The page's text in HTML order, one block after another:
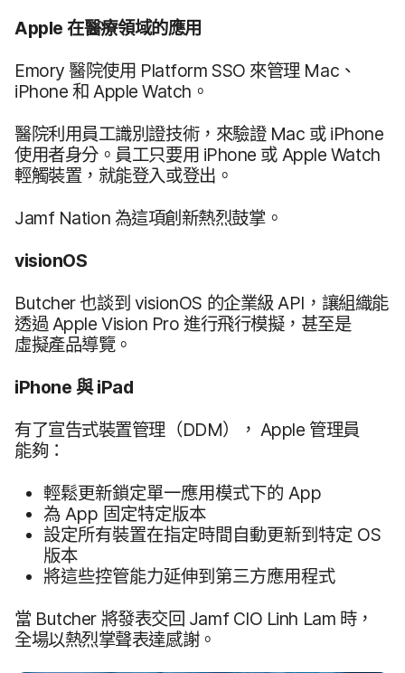
Apple在​醫療​領域​的​應用
Emory醫院​使用 Platform SSO 來​管理Mac 、
iPhone 和 Apple Watch 。
醫院​利用​員工​識別​證​技術，​來驗​證Mac 或iPhone
使用​者​身分。​員工​只要​用 iPhone 或 Apple Watch
輕觸​裝置，​就​能​登入​或​登出。
Jamf Nation 為​這​項​創新​熱烈​鼓掌。
visionOS
Butcher也​談到 visionOS 的​企業​級 API ，​讓​組織​能​
透過Apple Vision Pro進行​飛行​模擬，​甚至​是​
虛擬產品​導覽。
iPhone 與iPad
有​了​宣告式​裝置​管理​（DDM）， Apple 管理員​
能夠：
輕鬆​更​新​鎖定​單一​應用​模式​下​的 App
為 App 固定​特定​版​本
設定​所有​裝置​在​指定​時間​自動​更​新到​特定 OS
版​本
將​這些​控管​能力​延伸到​第三方​應​用​程式
當 Butcher 將​發表​交回 Jamf CIO Linh Lam 時，​
全場​以​熱烈​掌聲​表達​感謝。